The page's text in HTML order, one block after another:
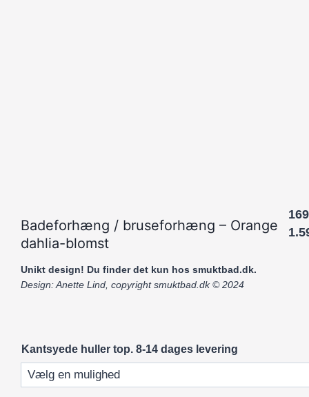
Badeforhæng / bruseforhæng – Orange
dahlia-blomst
Unikt design! Du finder det kun hos smuktbad.dk.
Design: Anette Lind, copyright smuktbad.dk © 2024
Kantsyede huller top. 8-14 dages levering